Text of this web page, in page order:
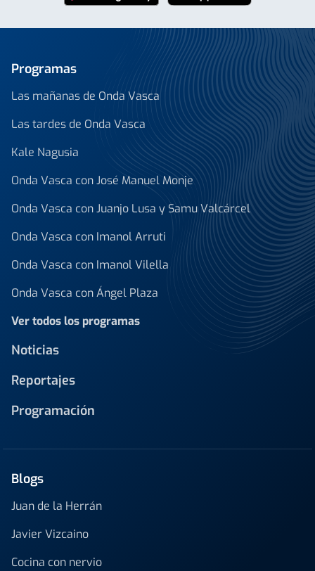
Programas
Las mañanas de Onda Vasca
Las tardes de Onda Vasca
Kale Nagusia
Onda Vasca con José Manuel Monje
Onda Vasca con Juanjo Lusa y Samu Valcárcel
Onda Vasca con Imanol Arruti
Onda Vasca con Imanol Vilella
Onda Vasca con Ángel Plaza
Ver todos los programas
Noticias
Reportajes
Programación
Blogs
Juan de la Herrán
Javier Vizcaino
Cocina con nervio